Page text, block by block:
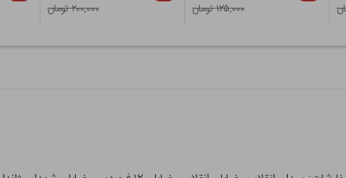
۱۲۵,۰۰۰ تومان
۲۰۰,۰۰۰ تومان